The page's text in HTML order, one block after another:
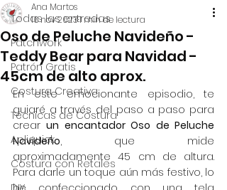
Todas las entradas
Patchwork
Patrón Gratis
Costura Creativa
Técnicas de Costura
Apliquick
Costura con Retales
Oso de Peluche Navideño -
Teddy Bear para Navidad -
45cm de alto aprox.
Ana Martos
16 nov 20231 min de lectura
En este emocionante episodio, te
guiaré a través del paso a paso para
crear un encantador Oso de Peluche
Navideño, que mide
aproximadamente 45 cm de altura.
Para darle un toque aún más festivo, lo